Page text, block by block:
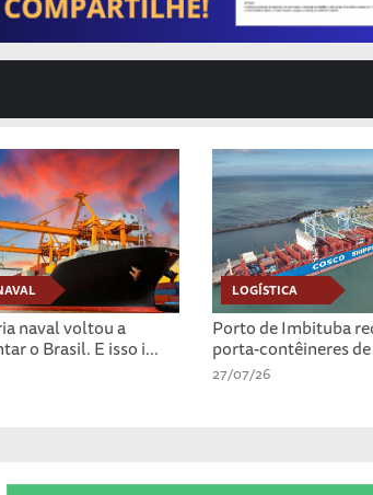
naval voltou a
o Brasil. E isso i...
LOGÍSTICA
Porto de Imbituba
porta-contêineres
27/07/26